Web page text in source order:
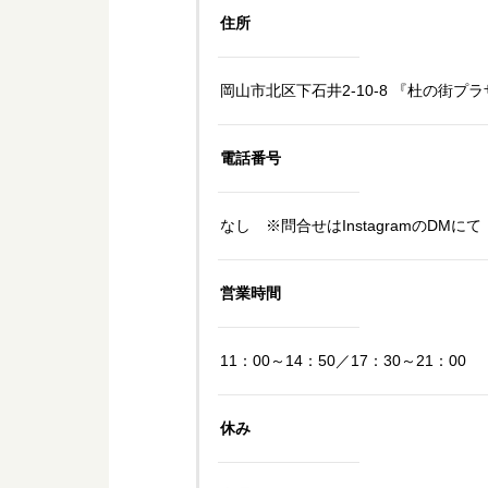
住所
岡山市北区下石井2-10-8 『杜の街プラ
電話番号
なし ※問合せはInstagramのDMにて
営業時間
11：00～14：50／17：30～21：00
休み